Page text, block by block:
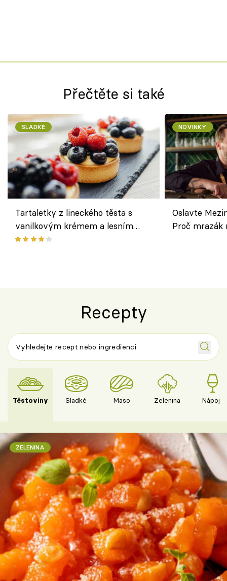
Přečtěte si také
SLADKÉ
Tartaletky z lineckého těsta s
vanilkovým krémem a lesním
ovocem podle Bread Society
NOVINKY
Oslavte
Proč
Recepty
Těstoviny Sladké Maso Zelenina Nápoje
ZELENINA